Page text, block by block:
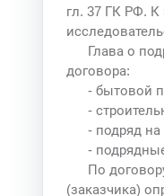
гл. 37 ГК РФ. К
Глава о
договора:
- бытовой
-
- подряд
-
По
(заказчика)